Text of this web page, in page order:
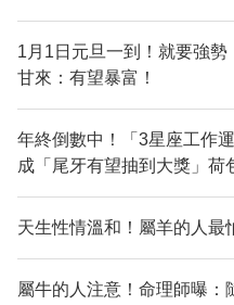
1月1日元旦一到！就要強
甘來：有望暴富！
年終倒數中！「3星座工作
成「尾牙有望抽到大獎」荷
天生性情溫和！屬羊的人最
屬牛的人注意！命理師曝